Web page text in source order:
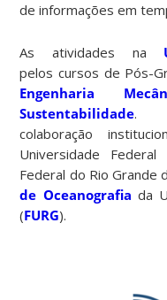
de informações em
As atividades na
pelos cursos de Pós-
Engenharia
Sustentabilidade.
colaboração
Universidade
Federal do Rio Grande
de Oceanografia da
(FURG).